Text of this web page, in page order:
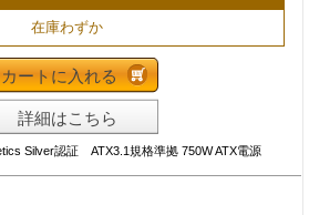
在庫わずか
カートに入れる
詳細はこちら
Silver認証 ATX3.1規格準拠 750W ATX電源